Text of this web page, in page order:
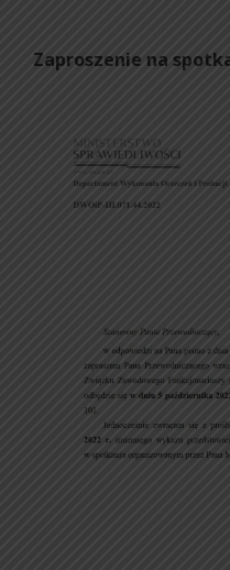
Zaproszenie na